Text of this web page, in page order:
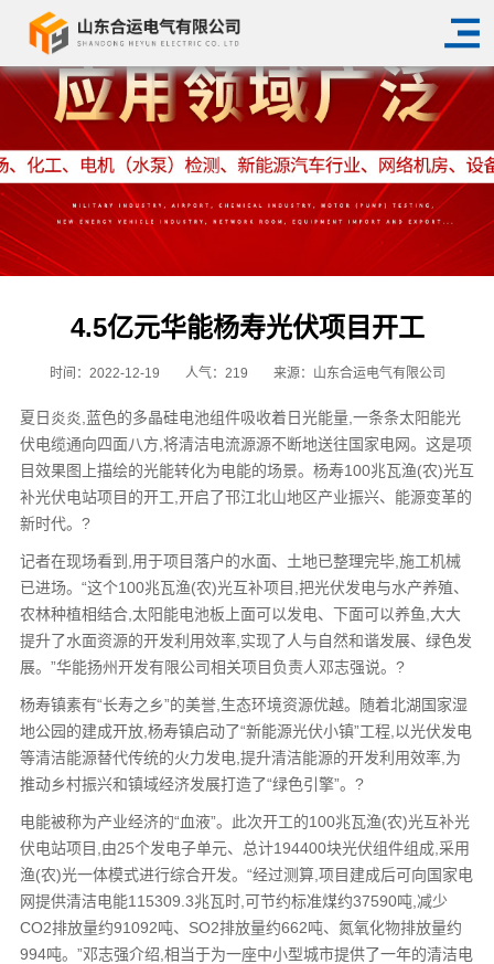
4.5亿元华能杨寿光伏项目开工
时间：2022-12-19 人气： 219 来源：山东合运电气有限公司
夏日炎炎,蓝色的多晶硅电池组件吸收着日光能量,一条条太阳能光
伏电缆通向四面八方,将清洁电流源源不断地送往国家电网。这是项
目效果图上描绘的光能转化为电能的场景。杨寿100兆瓦渔(农)光互
补光伏电站项目的开工,开启了邗江北山地区产业振兴、能源变革的
新时代。?
记者在现场看到,用于项目落户的水面、土地已整理完毕,施工机械
已进场。“这个100兆瓦渔(农)光互补项目,把光伏发电与水产养殖、
农林种植相结合,太阳能电池板上面可以发电、下面可以养鱼,大大
提升了水面资源的开发利用效率,实现了人与自然和谐发展、绿色发
展。”华能扬州开发有限公司相关项目负责人邓志强说。?
杨寿镇素有“长寿之乡”的美誉,生态环境资源优越。随着北湖国家湿
地公园的建成开放,杨寿镇启动了“新能源光伏小镇”工程,以光伏发电
等清洁能源替代传统的火力发电,提升清洁能源的开发利用效率,为
推动乡村振兴和镇域经济发展打造了“绿色引擎”。?
电能被称为产业经济的“血液”。此次开工的100兆瓦渔(农)光互补光
伏电站项目,由25个发电子单元、总计194400块光伏组件组成,采用
渔(农)光一体模式进行综合开发。“经过测算,项目建成后可向国家电
网提供清洁电能115309.3兆瓦时,可节约标准煤约37590吨,减少
CO2排放量约91092吨、SO2排放量约662吨、氮氧化物排放量约
994吨。”邓志强介绍,相当于为一座中小型城市提供了一年的清洁电